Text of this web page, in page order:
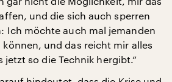
und die sich auch sperren
Ich möchte auch mal jemanden
und das reicht mir alles
jetzt so die Technik hergibt.“